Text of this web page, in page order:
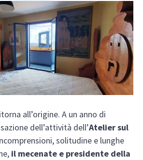
all’origine. A un anno di
dell’attività dell’Atelier sul
solitudine e lunghe
il mecenate e presidente della